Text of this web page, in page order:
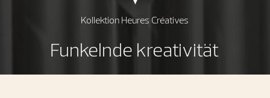
Kollektion Heures Créatives
Funkelnde kreativität